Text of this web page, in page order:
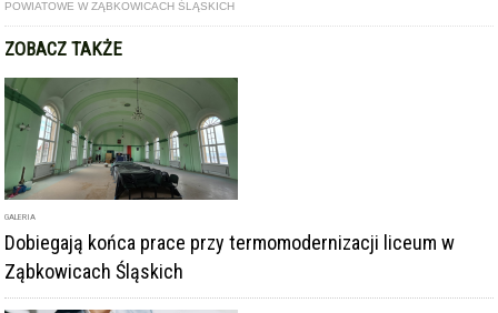
POWIATOWE W ZĄBKOWICACH ŚLĄSKICH
ZOBACZ TAKŻE
GALERIA
Dobiegają końca prace przy termomodernizacji liceum w
Ząbkowicach Śląskich